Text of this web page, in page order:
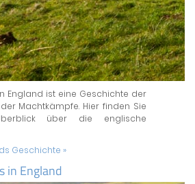
England ist eine Geschichte der
Machtkämpfe. Hier finden Sie
über die englische
Geschichte »
in England